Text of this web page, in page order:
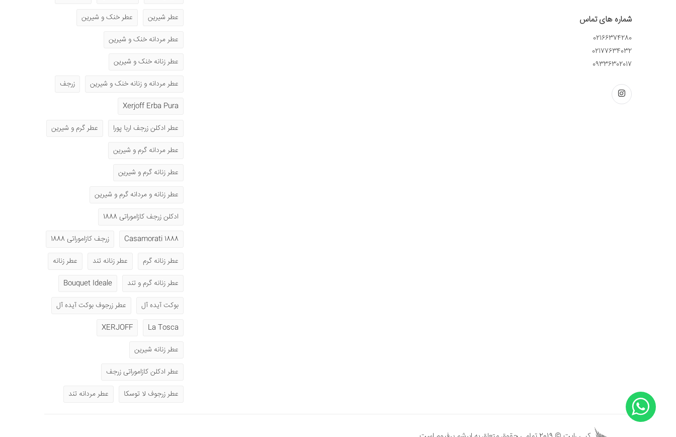
شماره های تماس
02166374280
02177634032
09336302017
عطر شیرین
عطر خنک و شیرین
عطر مردانه خنک و شیرین
عطر زنانه خنک و شیرین
عطر مردانه و زنانه خنک و شیرین
زرجف
Xerjoff Erba Pura
عطر ادکلن زرجف اربا پورا
عطر گرم و شیرین
عطر مردانه گرم و شیرین
عطر زنانه گرم و شیرین
عطر زنانه و مردانه گرم و شیرین
ادکلن زرجف کازاموراتی 1888
1888 Casamorati
زرجف کازاموراتی 1888
عطر زنانه گرم
عطر زنانه تند
عطر زنانه
عطر زنانه گرم و تند
Bouquet Ideale
بوکت آیده آل
عطر زرجوف بوکت آیده آل
La Tosca
XERJOFF
عطر زنانه شیرین
عطر ادکلن کازاموراتی زرجف
عطر زرجوف لا توسکا
عطر مردانه تند